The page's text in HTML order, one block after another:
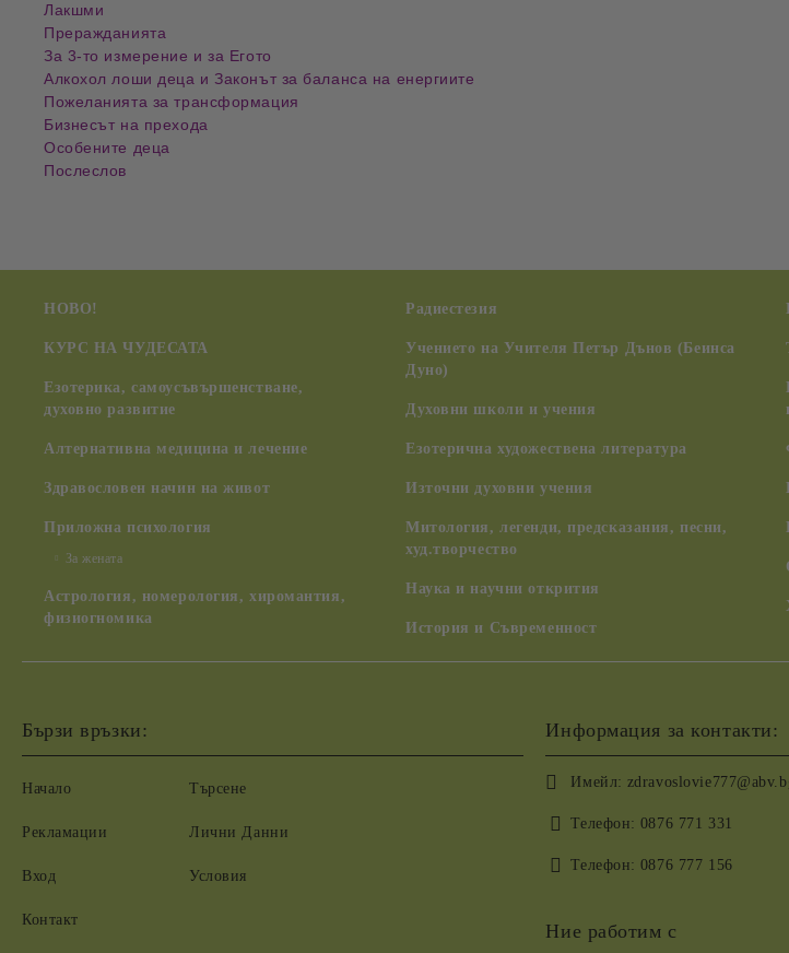
Лакшми
Преражданията
За 3-то измерение и за Егото
Алкохол лоши деца и Законът за баланса на енергиите
Пожеланията за трансформация
Бизнесът на прехода
Особените деца
Послеслов
НОВО!
КУРС НА ЧУДЕСАТА
Езотерика, самоусъвършенстване,
духовно развитие
Алтернативна медицина и лечение
Здравословен начин на живот
Приложна психология
За жената
Астрология, номерология, хиромантия,
физиогномика
Радиестезия
Учението на Учителя Петър Дънов (Беинса
Дуно)
Духовни школи и учения
Езотерична художествена литература
Източни духовни учения
Митология, легенди, предсказания, песни,
худ.творчество
Наука и научни открития
История и Съвременност
Бързи връзки:
Начало
Рекламации
Вход
Контакт
Търсене
Лични Данни
Условия
Информация за контакти:
Имейл:
Телефон: 0876 771 331
Телефон: 0876 777 156
Ние работим с